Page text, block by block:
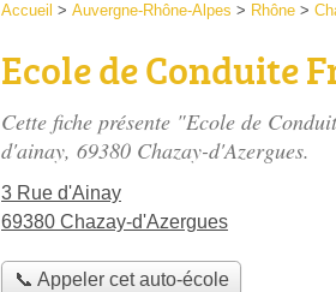
Accueil > Auvergne-Rhône-Alpes > Rhône >
Ecole de Conduite
Cette fiche présente "Ecole de
d'ainay, 69380 Chazay-d'Azergues.
3 Rue d'Ainay
69380 Chazay-d'Azergues
📞 Appeler cet auto-école